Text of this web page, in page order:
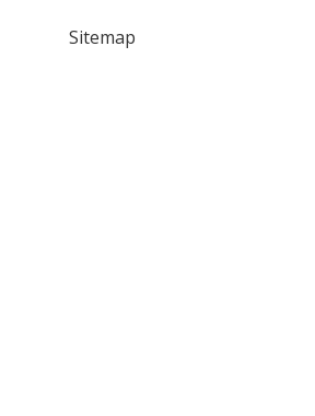
Sitemap